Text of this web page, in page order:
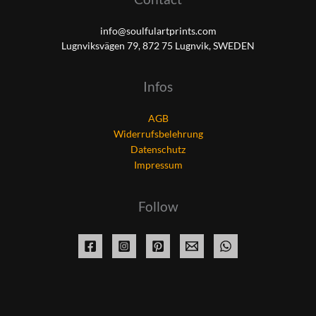
info@soulfulartprints.com
Lugnviksvägen 79, 872 75 Lugnvik, SWEDEN
Infos
AGB
Widerrufsbelehrung
Datenschutz
Impressum
Follow